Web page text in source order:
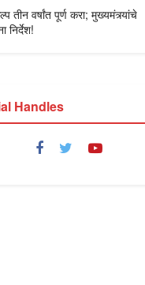
तीन वर्षांत पूर्ण करा; मुख्यमंत्र्यांचे
निर्देश!
Handles